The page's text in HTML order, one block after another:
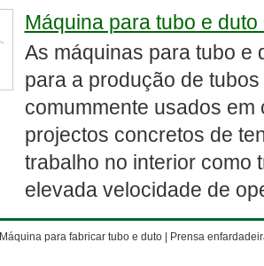
Máquina para tubo e
As máquinas para tubo e
para a produção de
comummente usados
projectos concretos de
trabalho no interior como
elevada velocidade de
Máquina para fabricar tubo e duto| Prensa